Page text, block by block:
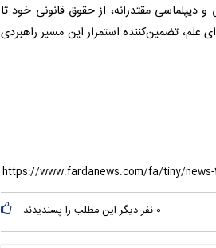
مقتدرانه، از حقوق قانونی خود تا
تضمین‌کننده استمرار این مسیر راهبردی
۰ نفر دیگر این مطلب را پسندیدند